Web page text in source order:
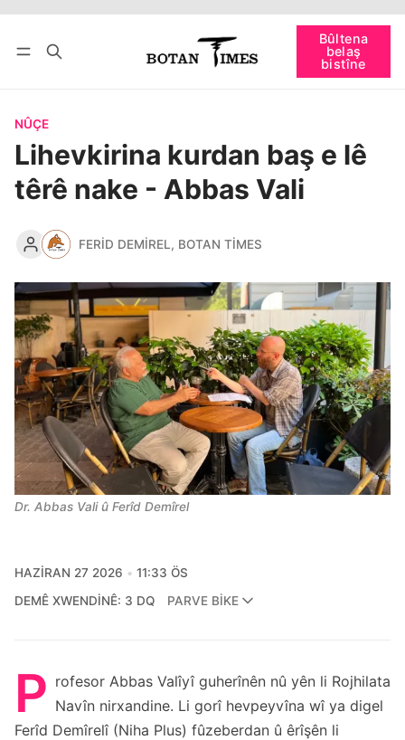
Bûltena
belaş
bistîne
bişopîne
NÛÇE
Lihevkirina kurdan baş e lê
têrê nake - Abbas Vali
FERID DEMIREL, BOTAN TIMES
Dr. Abbas Vali û Ferîd Demîrel
HAZIRAN 27 2026
11:33 ÖS
DEMÊ XWENDINÊ: 3 DQ
PARVE BIKE
P rofesor Abbas Valîyî guherînên nû yên li Rojhilata
Navîn nirxandine. Li gorî hevpeyvîna wî ya digel
Ferîd Demîrelî (Niha Plus) fûzeberdan û êrîşên li